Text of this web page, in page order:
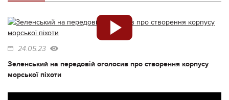
24.05.23
Зеленський на передовій оголосив про створення корпусу
морської піхоти